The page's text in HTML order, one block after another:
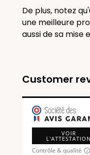
De plus, notez
une meilleure
aussi de sa mise
Customer
VOIR
L'ATTESTATION
Contrôle & qualité